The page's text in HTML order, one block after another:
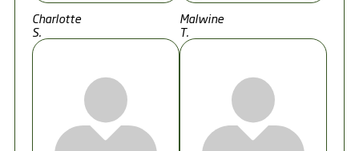
Charlotte
S.
Malwine
T.